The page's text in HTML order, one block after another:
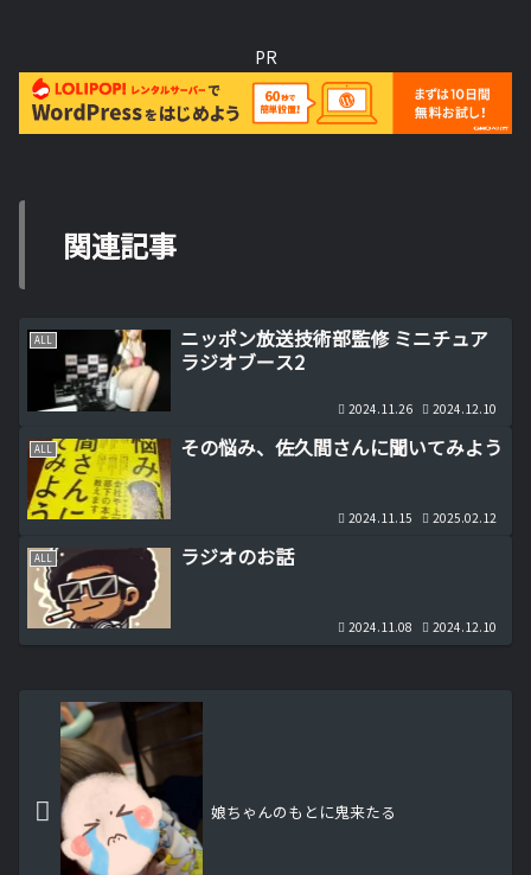
PR
関連記事
ALL
ニッポン放送技術部監修 ミニチュア
ラジオブース2
2024.11.26 2024.12.10
ALL その悩み、佐久間さんに聞いてみよう
2024.11.15 2025.02.12
ALL ラジオのお話
2024.11.08 2024.12.10
娘ちゃんのもとに鬼来たる